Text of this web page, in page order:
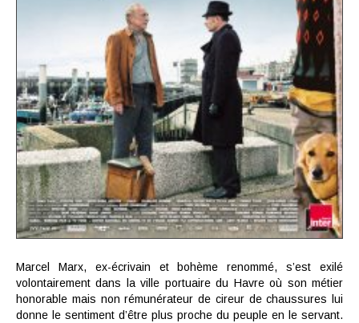
Marcel Marx, ex-écrivain et bohème renommé, s’est exilé
volontairement dans la ville portuaire du Havre où son métier
honorable mais non rémunérateur de cireur de chaussures lui
donne le sentiment d’être plus proche du peuple en le servant.